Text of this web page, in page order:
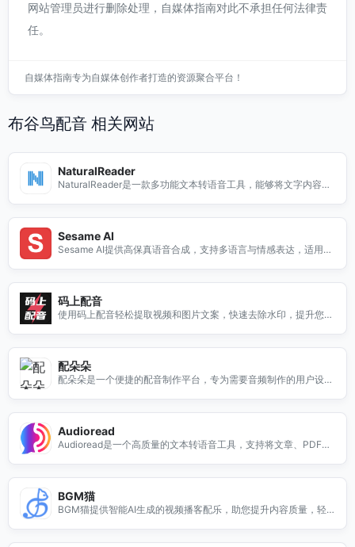
网站管理员进行删除处理，自媒体指南对此不承担任何法律责
任。
自媒体指南专为自媒体创作者打造的资源聚合平台！
布谷鸟配音 相关网站
NaturalReader
NaturalReader是一款多功能文本转语音工具，能够将文字内容转
uralReader，您可以轻松将电子书、文章和文档转化为语音，随时
随地享受阅读的乐趣。无论是在开车、运动还是做家务时，Natura
lReader都能让您高效利用时间，提升生活质量。
Sesame AI
Sesame AI提供高保真语音合成，支持多语言与情感表达，适用于
码上配音
使用码上配音轻松提取视频和图片文案，快速去除水印，提升您的
配朵朵
配朵朵是一个便捷的配音制作平台，专为需要音频制作的用户设
工作效率，轻松实现您的创意。无论您是初学者还是专业人士，配
朵朵都能满足您的配音需求，让您的音频作品更具吸引力。
Audioread
Audioread是一个高质量的文本转语音工具，支持将文章、PDF等
BGM猫
BGM猫提供智能AI生成的视频播客配乐，助您提升内容质量，轻